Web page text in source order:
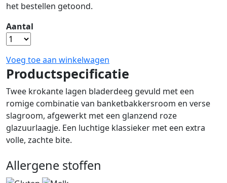
het bestellen getoond.
Aantal
Voeg toe aan winkelwagen
Productspecificatie
Twee krokante lagen bladerdeeg gevuld met een
romige combinatie van banketbakkersroom en verse
slagroom, afgewerkt met een glanzend roze
glazuurlaagje. Een luchtige klassieker met een extra
volle, zachte bite.
Allergene stoffen